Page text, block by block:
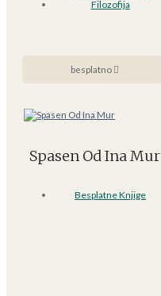
Filozofija
besplatno
Spasen Od Ina Mur
Besplatne Knjige